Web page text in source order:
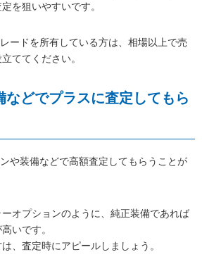
を狙いやすいです。
ードを所有している方は、相場以上で売
ててください。
などでプラスに査定してもら
や装備などで高額査定してもらうことが
オプションのように、純正装備であれば
いです。
、査定時にアピールしましょう。